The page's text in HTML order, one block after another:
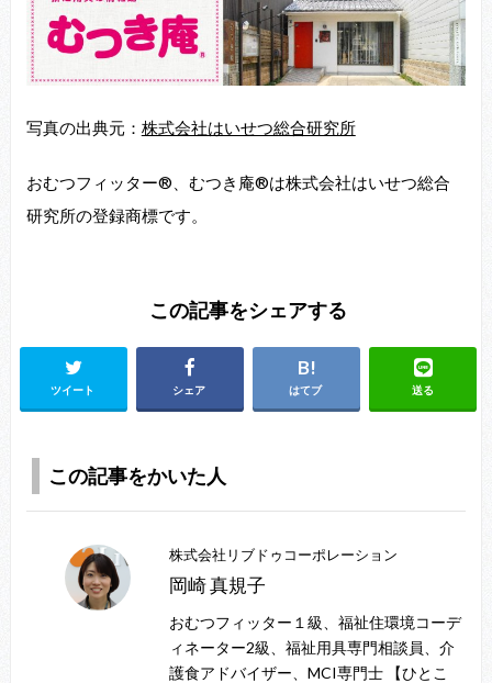
写真の出典元： 株式会社はいせつ総合研究所
おむつフィッター®、むつき庵®は株式会社はいせつ総合
研究所の登録商標です。
この記事をシェアする
ツイート シェア はてブ 送る
この記事をかいた人
株式会社リブドゥコーポレーション
岡崎 真規子
おむつフィッター１級、福祉住環境コーデ
ィネーター2級、福祉用具専門相談員、介
護食アドバイザー、MCI専門士 【ひとこ